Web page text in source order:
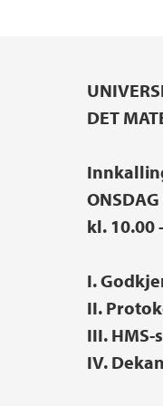
Etter-
Hovedinnhold
DET
kl. 10.00
I.
II.
III.
IV.